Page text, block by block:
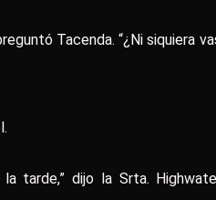
Tacenda. “¿Ni siquiera
tarde,” dijo la Srta.